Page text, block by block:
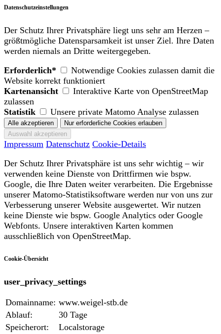
Datenschutzeinstellungen
Der Schutz Ihrer Privatsphäre liegt uns sehr am Herzen –
größtmögliche Datensparsamkeit ist unser Ziel. Ihre Daten
werden niemals an Dritte weitergegeben.
Erforderlich*
Notwendige Cookies zulassen damit die
Website korrekt funktioniert
Kartenansicht
Interaktive Karte von OpenStreetMap
zulassen
Statistik
Unsere private Matomo Analyse zulassen
Impressum Datenschutz Cookie-Details
Der Schutz Ihrer Privatsphäre ist uns sehr wichtig – wir
verwenden keine Dienste von Drittfirmen wie bspw.
Google, die Ihre Daten weiter verarbeiten. Die Ergebnisse
unserer Matomo-Statistiksoftware werden nur von uns zur
Verbesserung unserer Website ausgewertet. Wir nutzen
keine Dienste wie bspw. Google Analytics oder Google
Webfonts. Unsere interaktiven Karten kommen
ausschließlich von OpenStreetMap.
Cookie-Übersicht
user_privacy_settings
Domainname: www.weigel-stb.de
Ablauf:
30 Tage
Speicherort:
Localstorage